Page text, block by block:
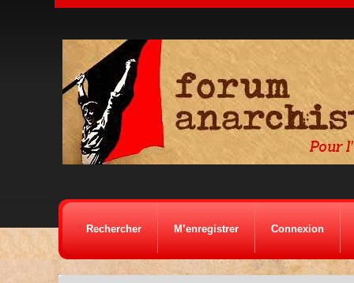
Rechercher M’enregistrer Connexion